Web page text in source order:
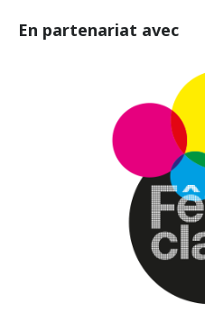
En partenariat avec